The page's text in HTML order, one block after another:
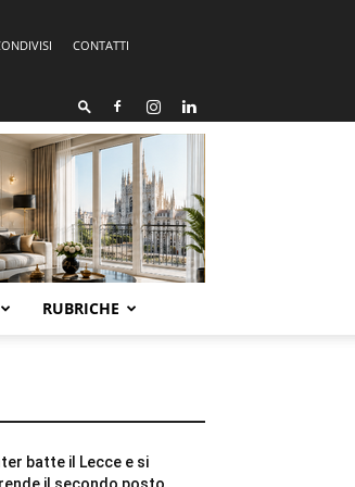
CONTATTI
RUBRICHE
batte il Lecce e si